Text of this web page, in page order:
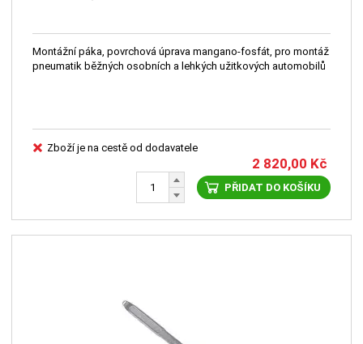
Montážní páka, povrchová úprava mangano-fosfát, pro montáž
pneumatik běžných osobních a lehkých užitkových automobilů
Zboží je na cestě od dodavatele
2 820,00 Kč
PŘIDAT DO KOŠÍKU